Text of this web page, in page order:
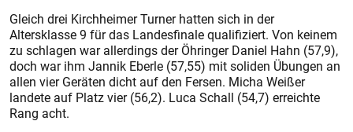
Gleich drei Kirchheimer Turner hatten sich in der
Altersklasse 9 für das Landesfinale qualifiziert. Von keinem
zu schlagen war allerdings der Öhringer Daniel Hahn (57,9),
doch war ihm Jannik Eberle (57,55) mit soliden Übungen an
allen vier Geräten dicht auf den Fersen. Micha Weißer
landete auf Platz vier (56,2). Luca Schall (54,7) erreichte
Rang acht.